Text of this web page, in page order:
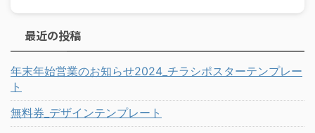
最近の投稿
年末年始営業のお知らせ2024_チラシポスターテンプレー
ト
無料券_デザインテンプレート